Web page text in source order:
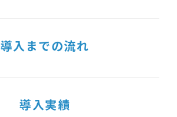
導入までの流れ
導入実績